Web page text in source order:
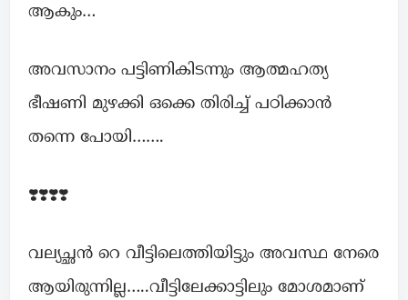
ആകും…
അവസാനം പട്ടിണികിടന്നും ആത്മഹത്യ
ഭീഷണി മുഴക്കി ഒക്കെ തിരിച്ച് പഠിക്കാൻ
തന്നെ പോയി…….
❣️❣️❣️❣️
വല്യച്ഛൻ റെ വീട്ടിലെത്തിയിട്ടും അവസ്ഥ നേരെ
ആയിരുന്നില്ല…..വീട്ടിലേക്കാട്ടിലും മോശമാണ്